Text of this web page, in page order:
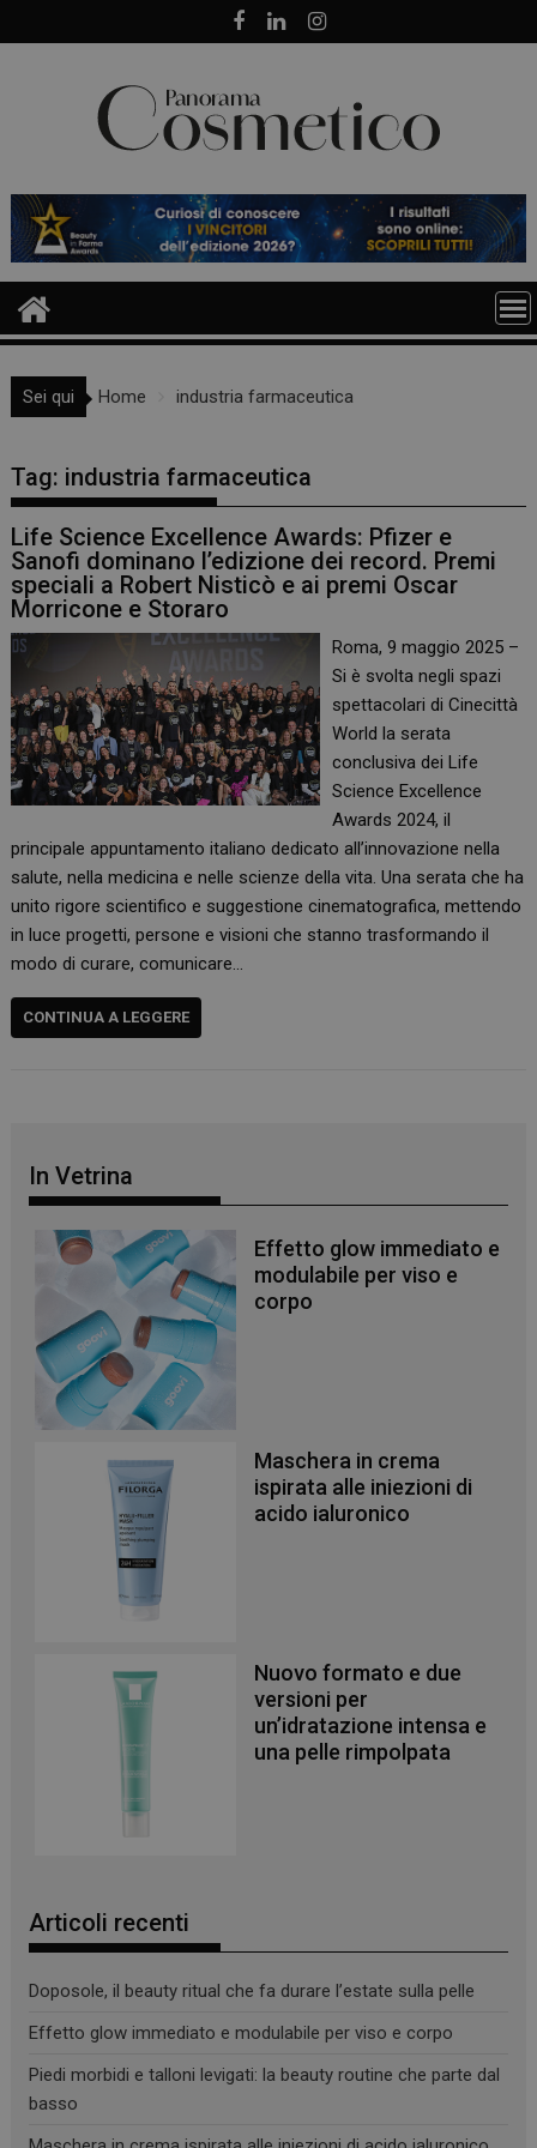
to
Sei qui Home industria farmaceutica
Tag: industria farmaceutica
Life Science Excellence Awards: Pfizer e
Sanofi dominano l’edizione dei record. Premi
speciali a Robert Nisticò e ai premi Oscar
Morricone e Storaro
Roma, 9 maggio 2025 –
Si è svolta negli spazi
spettacolari di Cinecittà
World la serata
conclusiva dei Life
Science Excellence
Awards 2024, il
principale appuntamento italiano dedicato all’innovazione nella
salute, nella medicina e nelle scienze della vita. Una serata che ha
unito rigore scientifico e suggestione cinematografica, mettendo
in luce progetti, persone e visioni che stanno trasformando il
modo di curare, comunicare…
CONTINUA A LEGGERE
In Vetrina
Effetto glow immediato e
modulabile per viso e
corpo
Maschera in crema
ispirata alle iniezioni di
acido ialuronico
Nuovo formato e due
versioni per
un’idratazione intensa e
una pelle rimpolpata
Articoli recenti
Doposole, il beauty ritual che fa durare l’estate sulla pelle
Effetto glow immediato e modulabile per viso e corpo
Piedi morbidi e talloni levigati: la beauty routine che parte dal
basso